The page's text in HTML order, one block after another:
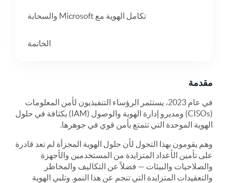
تكامل الهوية مع Microsoft والسحابة
الخاتمة
مقدمة
في عام 2023، يستثمر الرؤساء التنفيذيون لأمن المعلومات
(CISOs) ومديرو إدارة الهوية والوصول (IAM) بكثافة في حلول
الهوية الموحدة التي تتمتع بأمن قوي في جوهرها.
وهم يقومون بهذا التحول لأن حلول الهوية المجزأة لم تعد قادرة
على تأمين الأعداد المتزايدة من المستخدمين والأجهزة
والصلاحيات والبيئات — فضلاً عن التكاليف والمخاطر
والتعقيدات المتزايدة التي تنجم عن هذا النمو. وتلبي الهوية